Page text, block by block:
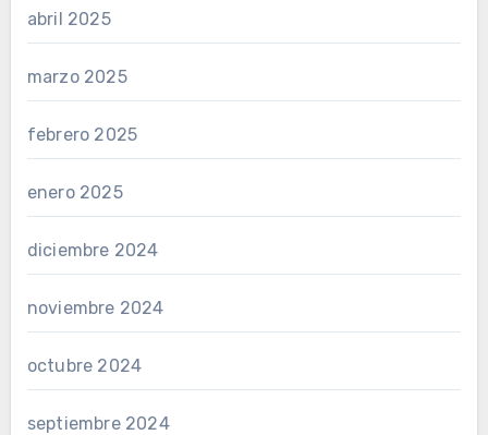
abril 2025
marzo 2025
febrero 2025
enero 2025
diciembre 2024
noviembre 2024
octubre 2024
septiembre 2024